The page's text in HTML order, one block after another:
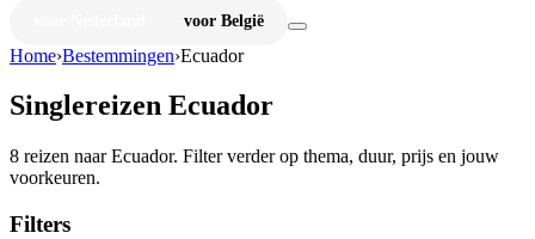
voor België
Home›Bestemmingen›Ecuador
Singlereizen Ecuador
8 reizen naarEcuador. Filter verder op thema, duur, prijs en jouw
voorkeuren.
Filters